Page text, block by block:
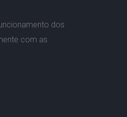
dos
com as